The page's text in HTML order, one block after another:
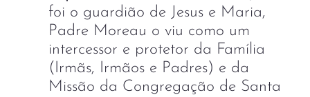
foi o guardião de Jesus e Maria,
Padre Moreau o viu como um
intercessor e protetor da Família
(Irmãs, Irmãos e Padres) e da
Missão da Congregação de Santa